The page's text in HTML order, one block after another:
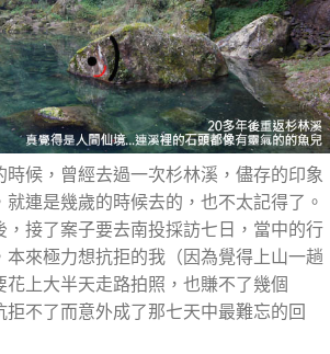
時候，曾經去過一次杉林溪，儘存的印象
就連是幾歲的時候去的，也不太記得了。
，接了案子要去南投採訪七日，當中的行
本來極力想抗拒的我（因為覺得上山一趟
花上大半天走路拍照，也賺不了幾個
拒不了而意外成了那七天中最難忘的回